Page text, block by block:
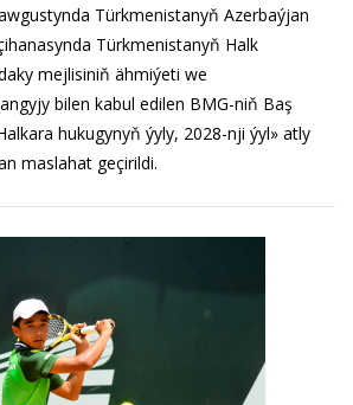
Türkmenistanyň Azerbaýjan
Türkmenistanyň Halk
mejlisiniň ähmiýeti we
bilen kabul edilen BMG-niň Baş
hukugynyň ýyly, 2028-nji ýyl» atly
maslahat geçirildi.